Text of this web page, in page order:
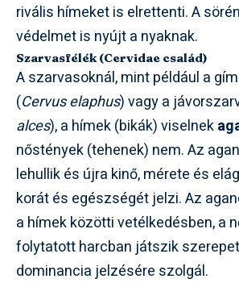
rivális hímeket is elrettenti. A
védelmet is nyújt a nyaknak.
Szarvasfélék (Cervidae család)
A szarvasoknál, mint például a
(Cervus elaphus) vagy a
alces), a hímek (bikák) viselnek
nőstények (tehenek) nem. Az
lehullik és újra kinő, mérete és
korát és egészségét jelzi. Az
a hímek közötti vetélkedésben, a
folytatott harcban játszik
dominancia jelzésére szolgál.